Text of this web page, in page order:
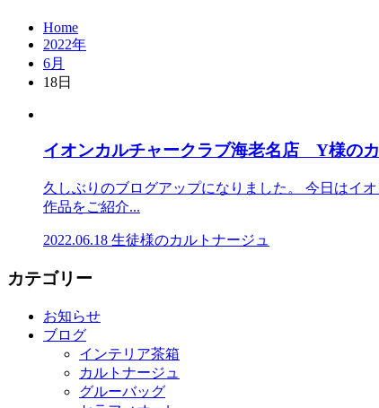
Home
2022年
6月
18日
イオンカルチャークラブ海老名店 Y様の
久しぶりのブログアップになりました。 今日はイ
作品をご紹介...
2022.06.18 生徒様のカルトナージュ
カテゴリー
お知らせ
ブログ
インテリア茶箱
カルトナージュ
グルーバッグ